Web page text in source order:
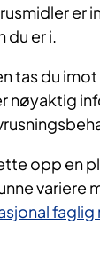
er
du er i.
tas du
nøyaktig
opp en
faglig